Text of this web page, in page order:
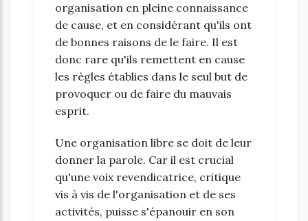
organisation en pleine connaissance
de cause, et en considérant qu'ils ont
de bonnes raisons de le faire. Il est
donc rare qu'ils remettent en cause
les règles établies dans le seul but de
provoquer ou de faire du mauvais
esprit.
Une organisation libre se doit de leur
donner la parole. Car il est crucial
qu'une voix revendicatrice, critique
vis à vis de l'organisation et de ses
activités, puisse s'épanouir en son